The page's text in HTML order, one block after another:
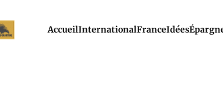
AccueilInternationalFranceIdées